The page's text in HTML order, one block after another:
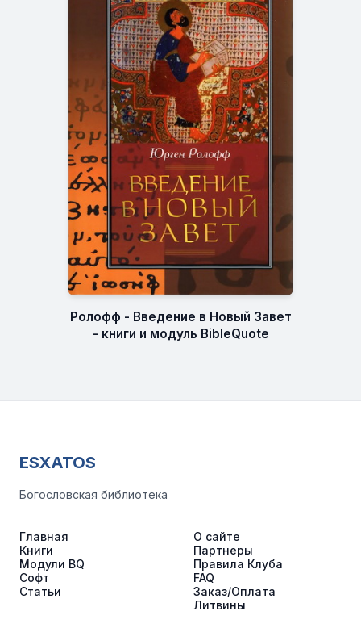
Ролофф - Введение в Новый Завет
- книги и модуль BibleQuote
ESXATOS
Богословская библиотека
Главная
Книги
Модули BQ
Софт
Статьи
О сайте
Партнеры
Правила Клуба
FAQ
Заказ/Оплата
Литвины